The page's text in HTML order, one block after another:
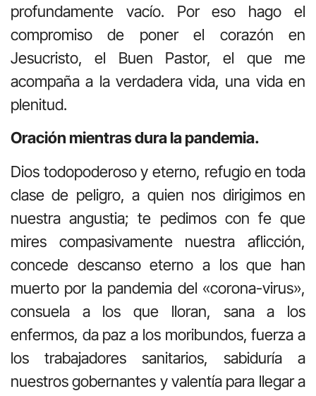
profundamente vacío. Por eso hago el
compromiso de poner el corazón en
Jesucristo, el Buen Pastor, el que me
acompaña a la verdadera vida, una vida en
plenitud.
Oración mientras dura la pandemia.
Dios todopoderoso y eterno, refugio en toda
clase de peligro, a quien nos dirigimos en
nuestra angustia; te pedimos con fe que
mires compasivamente nuestra aflicción,
concede descanso eterno a los que han
muerto por la pandemia del «corona-virus»,
consuela a los que lloran, sana a los
enfermos, da paz a los moribundos, fuerza a
los trabajadores sanitarios, sabiduría a
nuestros gobernantes y valentía para llegar a